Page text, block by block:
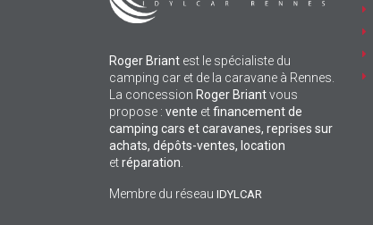
Roger Briant est le spécialiste du
camping car et de la caravane à Rennes.
La concession Roger Briantvous
propose : vente etfinancement de
camping cars et caravanes, reprises sur
achats, dépôts-ventes, location
etréparation
Membre du réseau IDYLCAR